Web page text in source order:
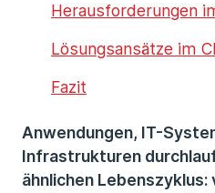
Herausforderungen
Lösungsansätze im
Fazit
Anwendungen, IT-
Infrastrukturen
ähnlichen Lebenszyklus: